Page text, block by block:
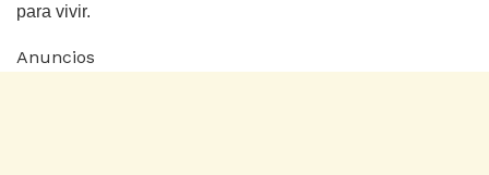
para vivir.
Anuncios